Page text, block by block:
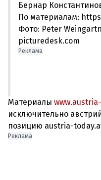
Бернар
По материалам:
Фото: Peter
picturedesk.com
Реклама
Материалы
исключительно
позицию austria-
Реклама